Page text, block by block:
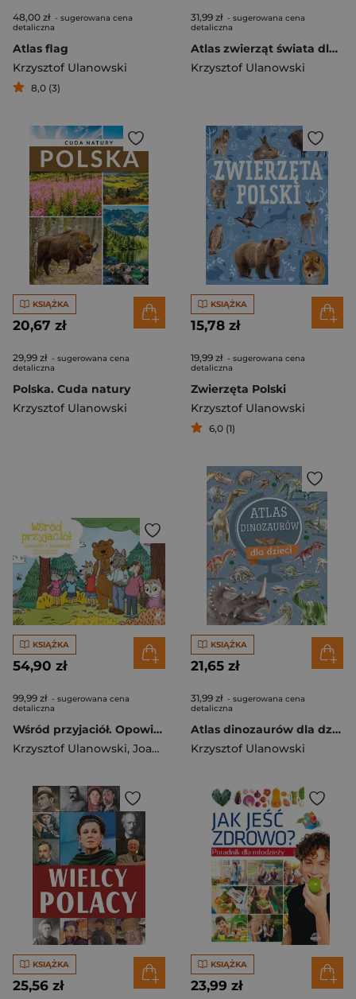
48,00 zł - sugerowana cena
detaliczna
Atlas flag
Krzysztof Ulanowski
8,0 (3)
31,99 zł - sugerowana cena
detaliczna
Atlas zwierząt świata dla dzieci
Krzysztof Ulanowski
KSIĄŻKA
20,67 zł
29,99 zł - sugerowana cena
detaliczna
Polska. Cuda natury
Krzysztof Ulanowski
KSIĄŻKA
15,78 zł
19,99 zł - sugerowana cena
detaliczna
Zwierzęta Polski
Krzysztof Ulanowski
6,0 (1)
KSIĄŻKA
54,90 zł
99,99 zł - sugerowana cena
detaliczna
Wśród przyjaciół. Opowieść o tolerancji. Kamishibai
Krzysztof Ulanowski, Joanna Czarkowska
KSIĄŻKA
21,65 zł
31,99 zł - sugerowana cena
detaliczna
Atlas dinozaurów dla dzieci
Krzysztof Ulanowski
KSIĄŻKA
25,56 zł
KSIĄŻKA
23,99 zł